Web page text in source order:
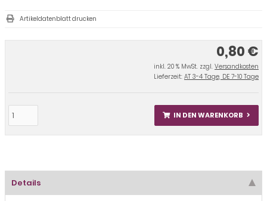
0,80 €
inkl. 20 % MwSt. zzgl. Versandkosten
Lieferzeit: AT 3-4 Tage, DE 7-10 Tage
IN DEN WARENKORB
Artikeldatenblatt drucken
Details